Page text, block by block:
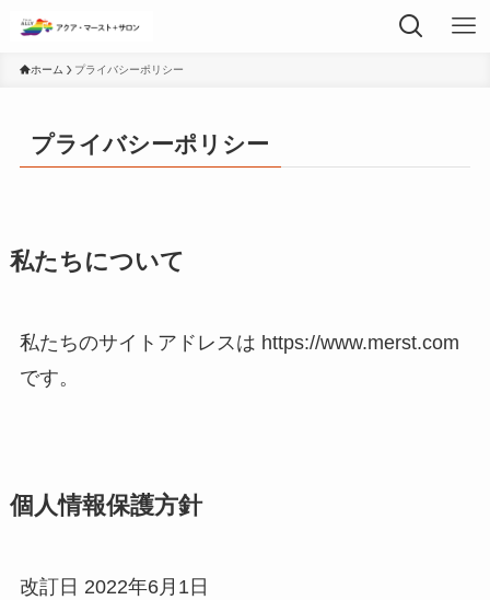
ホーム プライバシーポリシー
プライバシーポリシー
私たちについて
私たちのサイトアドレスは https://www.merst.com
です。
個人情報保護方針
改訂日 2022年6月1日